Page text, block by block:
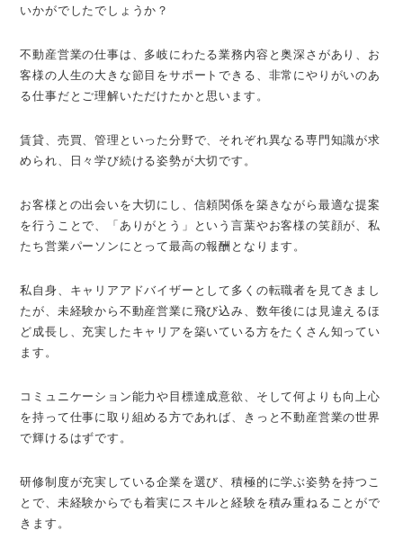
いかがでしたでしょうか？
不動産営業の仕事は、多岐にわたる業務内容と奥深さがあり、お
客様の人生の大きな節目をサポートできる、非常にやりがいのあ
る仕事だとご理解いただけたかと思います。
賃貸、売買、管理といった分野で、それぞれ異なる専門知識が求
められ、日々学び続ける姿勢が大切です。
お客様との出会いを大切にし、信頼関係を築きながら最適な提案
を行うことで、「ありがとう」という言葉やお客様の笑顔が、私
たち営業パーソンにとって最高の報酬となります。
私自身、キャリアアドバイザーとして多くの転職者を見てきまし
たが、未経験から不動産営業に飛び込み、数年後には見違えるほ
ど成長し、充実したキャリアを築いている方をたくさん知ってい
ます。
コミュニケーション能力や目標達成意欲、そして何よりも向上心
を持って仕事に取り組める方であれば、きっと不動産営業の世界
で輝けるはずです。
研修制度が充実している企業を選び、積極的に学ぶ姿勢を持つこ
とで、未経験からでも着実にスキルと経験を積み重ねることがで
きます。